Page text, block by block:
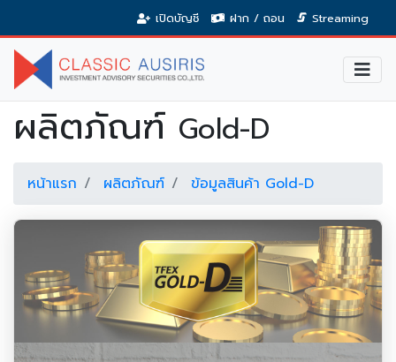
เปิดบัญชี ฝาก / ถอน Streaming
ผลิตภัณฑ์ Gold-D
หน้าแรก ผลิตภัณฑ์ ข้อมูลสินค้า Gold-D